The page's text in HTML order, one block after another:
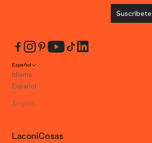
Suscríbete
Español
Idioma
Español
English
LaconiCosas